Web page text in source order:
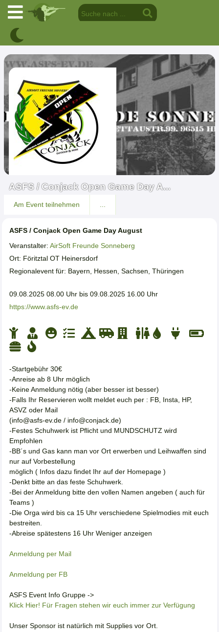
ASFS / Conjack Open Game Day A...
Am Event teilnehmen
ASFS / Conjack Open Game Day August
Veranstalter: AirSoft Freunde Sonneberg
Ort: Föritztal OT Heinersdorf
Regionalevent für: Bayern, Hessen, Sachsen, Thüringen
09.08.2025 08.00 Uhr bis 09.08.2025 16.00 Uhr
https://www.asfs-ev.de
-Startgebühr 30€
-Anreise ab 8 Uhr möglich
-Keine Anmeldung nötig (aber besser ist besser)
-Falls Ihr Reservieren wollt meldet euch per : FB, Insta, HP,
ASVZ oder Mail
(info@asfs-ev.de / info@conjack.de)
-Festes Schuhwerk ist Pflicht und MUNDSCHUTZ wird
Empfohlen
-BB´s und Gas kann man vor Ort erwerben und Leihwaffen sind
nur auf Vorbestellung
möglich ( Infos dazu findet Ihr auf der Homepage )
-Denkt bitte an das feste Schuhwerk.
-Bei der Anmeldung bitte den vollen Namen angeben ( auch für
Teams )
-Die Orga wird bis ca 15 Uhr verschiedene Spielmodies mit euch
bestreiten.
-Abreise spätestens 16 Uhr Weniger anzeigen
Anmeldung per Mail
Anmeldung per FB
ASFS Event Info Gruppe ->
Klick Hier! Für Fragen stehen wir euch immer zur Verfügung
Unser Sponsor ist natürlich mit Supplies vor Ort.